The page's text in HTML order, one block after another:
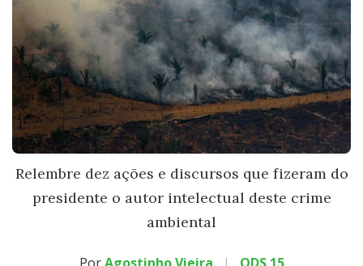
Relembre dez ações e discursos que fizeram do
presidente o autor intelectual deste crime
ambiental